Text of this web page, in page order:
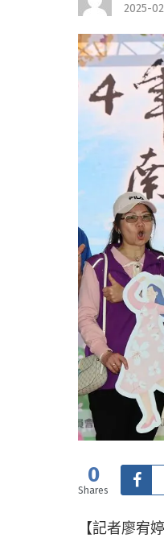
2025-
0
Shares
【記者廖宥